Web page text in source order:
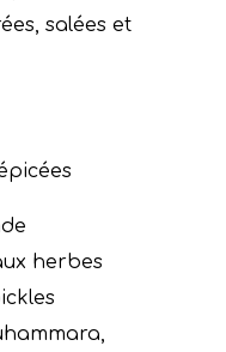
salées et
herbes